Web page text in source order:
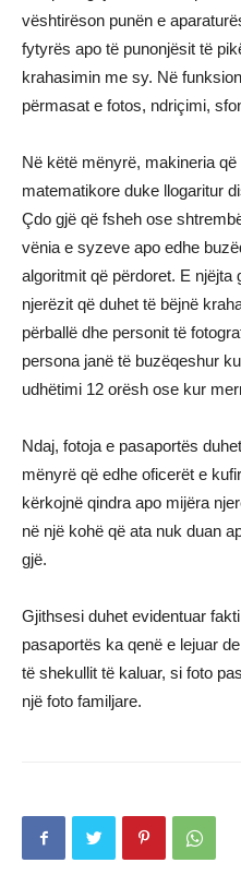
vështirëson punën e
fytyrës apo të punonjësit të
krahasimin me sy. Në
përmasat e fotos, ndriçimi,
Në këtë mënyrë, makineria
matematikore duke llogaritur
Çdo gjë që fsheh ose
vënia e syzeve apo edhe
algoritmit që përdoret. E njëjta
njerëzit që duhet të bëjnë
përballë dhe personit të
persona janë të buzëqeshur
udhëtimi 12 orësh ose kur
Ndaj, fotoja e pasaportës
mënyrë që edhe oficerët e
kërkojnë qindra apo mijëra
në një kohë që ata nuk duan
gjë.
Gjithsesi duhet evidentuar
pasaportës ka qenë e lejuar
të shekullit të kaluar, si foto
një foto familjare.